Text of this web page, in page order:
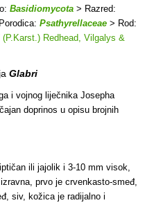
Basidiomycota > Razred:
Psathyrellaceae > Rod:
(P.Karst.) Redhead, Vilgalys &
Glabri
i vojnog liječnika Josepha
doprinos u opisu brojnih
ili jajolik i 3-10 mm visok,
prvo je crvenkasto-smeđ,
siv, kožica je radijalno i